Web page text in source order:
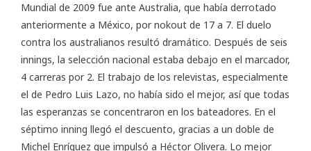
Mundial de 2009 fue ante Australia, que había derrotado
anteriormente a México, por nokout de 17 a 7. El duelo
contra los australianos resultó dramático. Después de seis
innings, la selección nacional estaba debajo en el marcador,
4 carreras por 2. El trabajo de los relevistas, especialmente
el de Pedro Luis Lazo, no había sido el mejor, así que todas
las esperanzas se concentraron en los bateadores. En el
séptimo inning llegó el descuento, gracias a un doble de
Michel Enríquez que impulsó a Héctor Olivera. Lo mejor